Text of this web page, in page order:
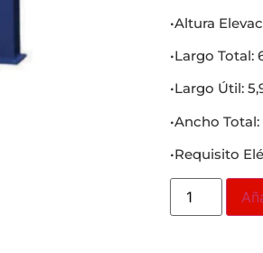
•Altura
•Largo Total:
•Largo Útil:
•Ancho
•Requisito